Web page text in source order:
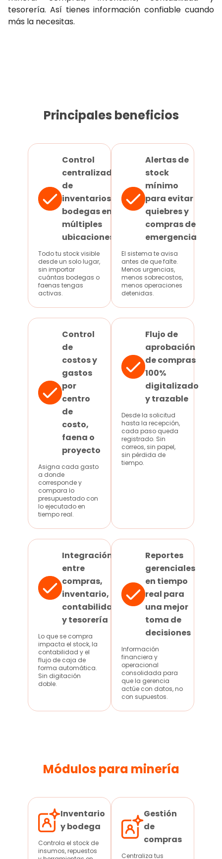
tesorería. Así tienes información confiable cuando
más la necesitas.
Principales beneficios
Control
centralizado
de
inventarios y
bodegas en
múltiples
ubicaciones
Todo tu stock visible
desde un solo lugar,
sin importar
cuántas bodegas o
faenas tengas
activas.
Alertas de
stock
mínimo
para evitar
quiebres y
compras de
emergencia
El sistema te avisa
antes de que falte.
Menos urgencias,
menos sobrecostos,
menos operaciones
detenidas.
Control
de
costos y
gastos
por
centro
de
costo,
faena o
proyecto
Asigna cada gasto
a donde
corresponde y
compara lo
presupuestado con
lo ejecutado en
tiempo real.
Flujo de
aprobación
de compras
100%
digitalizado
y trazable
Desde la solicitud
hasta la recepción,
cada paso queda
registrado. Sin
correos, sin papel,
sin pérdida de
tiempo.
Integración
entre
compras,
inventario,
contabilidad
y tesorería
Lo que se compra
impacta el stock, la
contabilidad y el
flujo de caja de
forma automática.
Sin digitación
doble.
Reportes
gerenciales
en tiempo
real para
una mejor
toma de
decisiones
Información
financiera y
operacional
consolidada para
que la gerencia
actúe con datos, no
con supuestos.
Módulos para minería
Inventario
y bodega
Controla el stock de
insumos, repuestos
Gestión
de
compras
Centraliza tus